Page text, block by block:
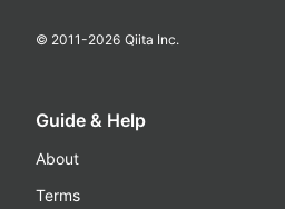
© 2011-2026 Qiita Inc.
Guide & Help
About
Terms